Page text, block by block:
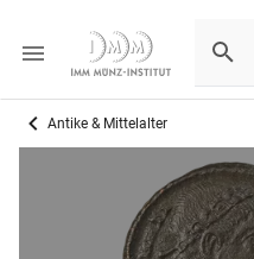
Antike & Mittelalter